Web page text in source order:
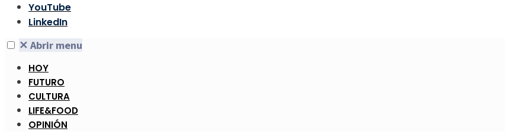
YouTube
LinkedIn
✕ Abrir menu
HOY
FUTURO
CULTURA
LIFE&FOOD
OPINIÓN